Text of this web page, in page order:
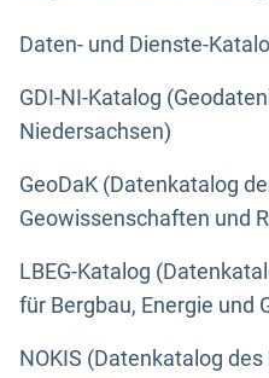
Daten- und Dienste-
GDI-NI-Katalog
Niedersachsen)
GeoDaK (Datenkatalog
Geowissenschaften und
LBEG-Katalog
für Bergbau, Energie und
NOKIS (Datenkatalog